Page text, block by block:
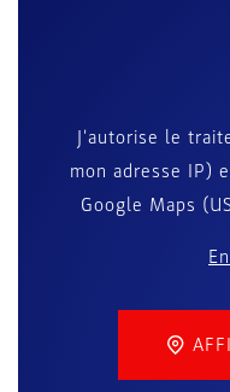
J'autorise le
mon adresse IP)
Google Maps